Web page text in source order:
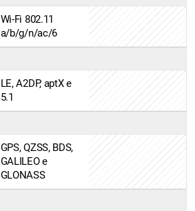
Wi-Fi 802.11
a/b/g/n/ac/6
LE, A2DP, aptX e
5.1
GPS, QZSS, BDS,
GALILEO e
GLONASS